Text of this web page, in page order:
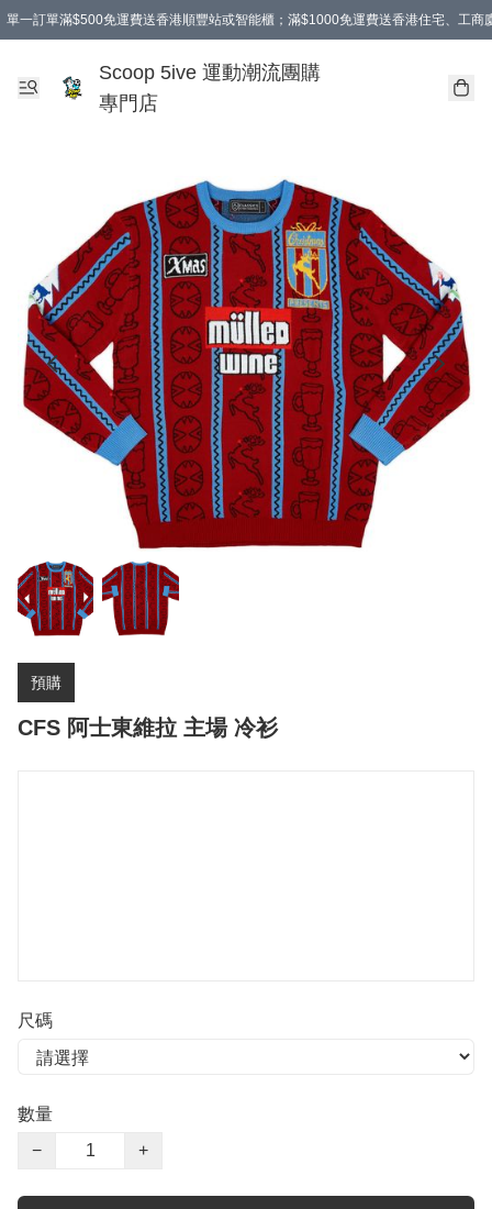
單一訂單滿$500免運費送香港順豐站或智能櫃；滿$1000免運費送香港住宅、工商
Scoop 5ive 運動潮流團購
專門店
預購
CFS 阿士東維拉 主場 冷衫
尺碼
數量
−
+